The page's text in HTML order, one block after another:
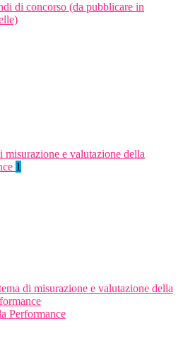
di concorso (da pubblicare in
misurazione e valutazione della
1
di misurazione e valutazione della
Performance